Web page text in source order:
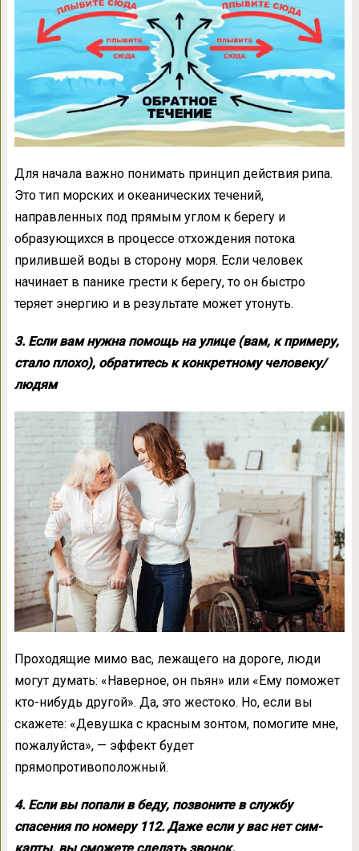
Для начала важно понимать принцип действия рипа.
Это тип морских и океанических течений,
направленных под прямым углом к берегу и
образующихся в процессе отхождения потока
прилившей воды в сторону моря. Если человек
начинает в панике грести к берегу, то он быстро
теряет энергию и в результате может утонуть.
3. Если вам нужна помощь на улице (вам, к примеру,
стало плохо), обратитесь к конкретному человеку/
людям
Проходящие мимо вас, лежащего на дороге, люди
могут думать: «Наверное, он пьян» или «Ему поможет
кто-нибудь другой». Да, это жестоко. Но, если вы
скажете: «Девушка с красным зонтом, помогите мне,
пожалуйста», — эффект будет
прямопротивоположный.
4. Если вы попали в беду, позвоните в службу
спасения по номеру 112. Даже если у вас нет сим-